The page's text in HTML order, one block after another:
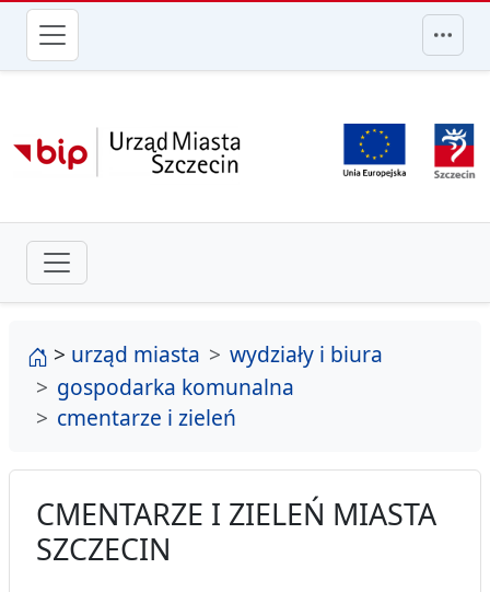
przejdź do głównego menu
strona główna
> urząd miasta
wydziały i biura
gospodarka komunalna
cmentarze i zieleń
CMENTARZE I ZIELEŃ MIASTA
SZCZECIN